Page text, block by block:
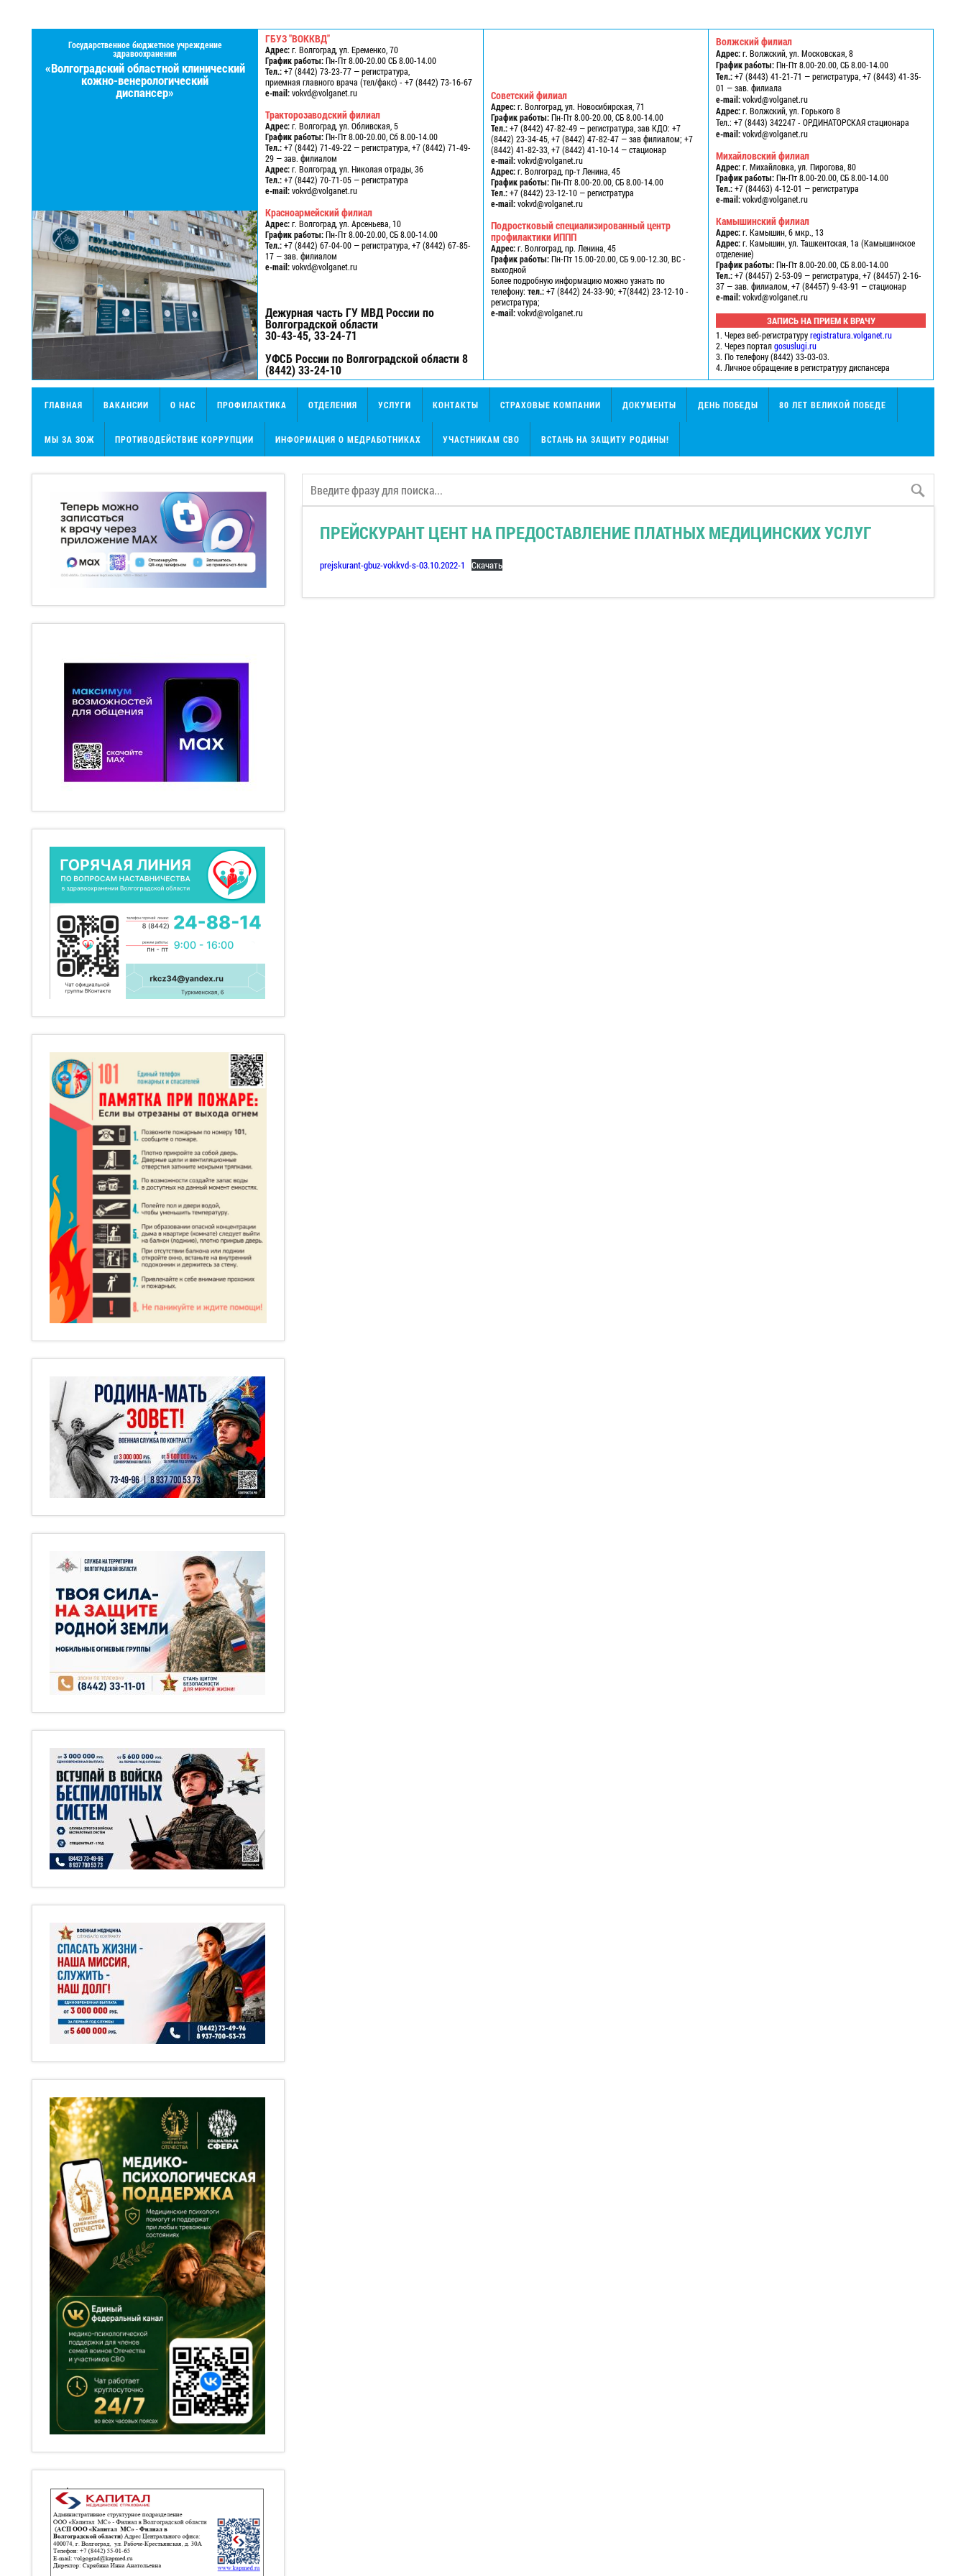
Государственное бюджетное учреждение
здравоохранения
«Волгоградский областной клинический
кожно-венерологический
диспансер»
ГБУЗ "ВОККВД"
Адрес:г. Волгоград, ул. Еременко, 70
График работы:Пн-Пт 8.00-20.00 СБ 8.00-14.00
Тел.:+7 (8442) 73-23-77 — регистратура,
приемная главного врача (тел/факс) - +7 (8442) 73-16-67
e-mail:vokvd@volganet.ru
Тракторозаводский филиал
Адрес:г. Волгоград, ул. Обливская, 5
График работы:Пн-Пт 8.00-20.00, Сб 8.00-14.00
Тел.:+7 (8442) 71-49-22 — регистратура, +7 (8442) 71-49-
29 — зав. филиалом
Адрес:г. Волгоград, ул. Николая отрады, 36
Тел.:+7 (8442) 70-71-05 — регистратура
e-mail:vokvd@volganet.ru
Красноармейский филиал
Адрес:г. Волгоград, ул. Арсеньева, 10
График работы:Пн-Пт 8.00-20.00, СБ 8.00-14.00
Тел.:+7 (8442) 67-04-00 — регистратура, +7 (8442) 67-85-
17 — зав. филиалом
e-mail:vokvd@volganet.ru
Дежурная часть ГУ МВД России по
Волгоградской области
30-43-45, 33-24-71
УФСБ России по Волгоградской области 8
(8442) 33-24-10
Советский филиал
Адрес:г. Волгоград, ул. Новосибирская, 71
График работы:Пн-Пт 8.00-20.00, СБ 8.00-14.00
Тел.:+7 (8442) 47-82-49 — регистратура, зав КДО: +7
(8442) 23-34-45, +7 (8442) 47-82-47 — зав филиалом; +7
(8442) 41-82-33, +7 (8442) 41-10-14 — стационар
e-mail:vokvd@volganet.ru
Адрес:г. Волгоград, пр-т Ленина, 45
График работы:Пн-Пт 8.00-20.00, СБ 8.00-14.00
Тел.:+7 (8442) 23-12-10 — регистратура
e-mail:vokvd@volganet.ru
Подростковый специализированный центр
профилактики ИППП
Адрес:г. Волгоград, пр. Ленина, 45
График работы:Пн-Пт 15.00-20.00, СБ 9.00-12.30, ВС -
выходной
Более подробную информацию можно узнать по
телефону:тел.:+7 (8442) 24-33-90; +7(8442) 23-12-10 -
регистратура;
e-mail:vokvd@volganet.ru
Волжский филиал
Адрес:г. Волжский, ул. Московская, 8
График работы:Пн-Пт 8.00-20.00, СБ 8.00-14.00
Тел.:+7 (8443) 41-21-71 — регистратура, +7 (8443) 41-35-
01 — зав. филиала
e-mail:vokvd@volganet.ru
Адрес:г. Волжский, ул. Горького 8
Тел.: +7 (8443) 342247 - ОРДИНАТОРСКАЯ стационара
e-mail:vokvd@volganet.ru
Михайловский филиал
Адрес:г. Михайловка, ул. Пирогова, 80
График работы:Пн-Пт 8.00-20.00, СБ 8.00-14.00
Тел.:+7 (84463) 4-12-01 — регистратура
e-mail:vokvd@volganet.ru
Камышинский филиал
Адрес:г. Камышин, 6 мкр., 13
Адрес:г. Камышин, ул. Ташкентская, 1а (Камышинское
отделение)
График работы:Пн-Пт 8.00-20.00, СБ 8.00-14.00
Тел.:+7 (84457) 2-53-09 — регистратура, +7 (84457) 2-16-
37 — зав. филиалом, +7 (84457) 9-43-91 — стационар
e-mail:vokvd@volganet.ru
ЗАПИСЬ НА ПРИЕМ К ВРАЧУ
1. Через веб-регистратуруregistratura.volganet.ru
2. Через порталgosuslugi.ru
3. По телефону (8442) 33-03-03.
4. Личное обращение в регистратуру диспансера
ГЛАВНАЯ ВАКАНСИИ О НАС ПРОФИЛАКТИКА ОТДЕЛЕНИЯ УСЛУГИ КОНТАКТЫ СТРАХОВЫЕ КОМПАНИИ ДОКУМЕНТЫ ДЕНЬ ПОБЕДЫ 80 ЛЕТ ВЕЛИКОЙ ПОБЕДЕ
МЫ ЗА ЗОЖ ПРОТИВОДЕЙСТВИЕ КОРРУПЦИИ ИНФОРМАЦИЯ О МЕДРАБОТНИКАХ УЧАСТНИКАМ СВО ВСТАНЬ НА ЗАЩИТУ РОДИНЫ!
ПРЕЙСКУРАНТ ЦЕНТ НА ПРЕДОСТАВЛЕНИЕ ПЛАТНЫХ МЕДИЦИНСКИХ УСЛУГ
prejskurant-gbuz-vokkvd-s-03.10.2022-1 Скачать